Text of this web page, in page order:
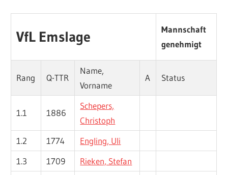
VfL Emslage
Mannschaft
genehmigt
Rang Q-TTR
Name,
Vorname
A Status
1.1 1886
Schepers,
Christoph
1.2
1774
Engling, Uli
1.3
1709 Rieken, Stefan